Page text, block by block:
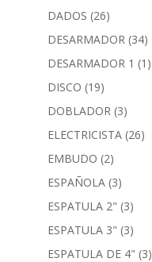
DADOS (26)
DESARMADOR (34)
DESARMADOR 1 (1)
DISCO (19)
DOBLADOR (3)
ELECTRICISTA (26)
EMBUDO (2)
ESPAÑOLA (3)
ESPATULA 2" (3)
ESPATULA 3" (3)
ESPATULA DE 4" (3)